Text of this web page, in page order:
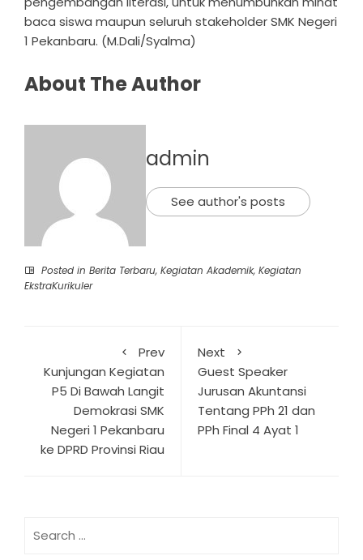
baca siswa maupun seluruh stakeholder SMK Negeri
1 Pekanbaru. (M.Dali/Syalma)
About The Author
admin
See author's posts
Posted in Berita Terbaru, Kegiatan Akademik, Kegiatan
EkstraKurikuler
Prev
Kunjungan Kegiatan
P5 Di Bawah Langit
Demokrasi SMK
Negeri 1 Pekanbaru
ke DPRD Provinsi Riau
Next
Guest Speaker
Jurusan Akuntansi
Tentang PPh 21 dan
PPh Final 4 Ayat 1
for: